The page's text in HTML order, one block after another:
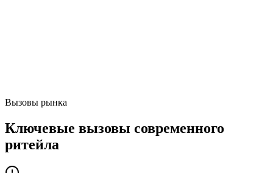
Вызовы рынка
Ключевые вызовы современного
ритейла